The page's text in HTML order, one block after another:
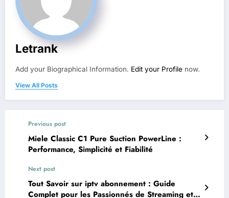
Letrank
Add your Biographical Information. Edit your Profile now.
View All Posts
Previous post
Miele Classic C1 Pure Suction PowerLine :
Performance, Simplicité et Fiabilité
Next post
Tout Savoir sur iptv abonnement : Guide
Complet pour les Passionnés de Streaming et